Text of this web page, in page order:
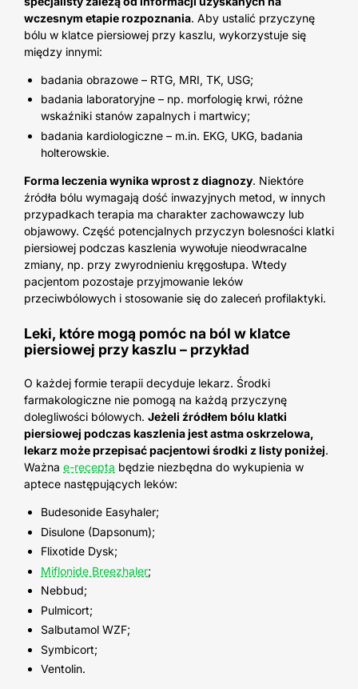
wczesnym etapie rozpoznania. Aby ustalić przyczynę
bólu w klatce piersiowej przy kaszlu, wykorzystuje się
między innymi:
badania obrazowe – RTG, MRI, TK, USG;
badania laboratoryjne – np. morfologię krwi, różne
wskaźniki stanów zapalnych i martwicy;
badania kardiologiczne – m.in. EKG, UKG, badania
holterowskie.
Forma leczenia wynika wprost z diagnozy. Niektóre
źródła bólu wymagają dość inwazyjnych metod, w innych
przypadkach terapia ma charakter zachowawczy lub
objawowy. Część potencjalnych przyczyn bolesności klatki
piersiowej podczas kaszlenia wywołuje nieodwracalne
zmiany, np. przy zwyrodnieniu kręgosłupa. Wtedy
pacjentom pozostaje przyjmowanie leków
przeciwbólowych i stosowanie się do zaleceń profilaktyki.
Leki, które mogą pomóc na ból w klatce
piersiowej przy kaszlu – przykład
O każdej formie terapii decyduje lekarz. Środki
farmakologiczne nie pomogą na każdą przyczynę
dolegliwości bólowych. Jeżeli źródłem bólu klatki
piersiowej podczas kaszlenia jest astma oskrzelowa,
lekarz może przepisać pacjentowi środki z listy poniżej.
Ważna e-recepta będzie niezbędna do wykupienia w
aptece następujących leków:
Budesonide Easyhaler;
Disulone (Dapsonum);
Flixotide Dysk;
Miflonide Breezhaler;
Nebbud;
Pulmicort;
Salbutamol WZF;
Symbicort;
Ventolin.